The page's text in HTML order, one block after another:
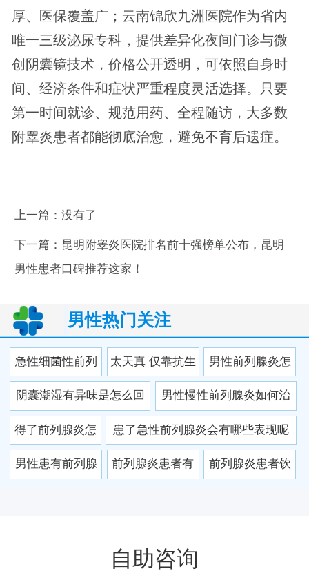
厚、医保覆盖广；云南锦欣九洲医院作为省内
唯一三级泌尿专科，提供差异化夜间门诊与微
创阴囊镜技术，价格公开透明，可依照自身时
间、经济条件和症状严重程度灵活选择。只要
第一时间就诊、规范用药、全程随访，大多数
附睾炎患者都能彻底治愈，避免不育后遗症。
上一篇：没有了
下一篇： 昆明附睾炎医院排名前十强榜单公布，昆明
男性患者口碑推荐这家！
男性热门关注
急性细菌性前列
腺炎的处理办法
是什么
太天真 仅靠抗生
素“治不了”前列腺
炎的
男性前列腺炎怎
么检查 常见检查
方法有四种
阴囊潮湿有异味是怎么回
事 都怪前列腺炎惹的祸
男性慢性前列腺炎如何治
疗效果好 慢性前列腺炎的
治疗费用
得了前列腺炎怎
么办 九招远离前
患了急性前列腺炎会有哪些表现呢
男性患有前列腺 前列腺炎患者有
些并发症
前列腺炎患者饮
自助咨询